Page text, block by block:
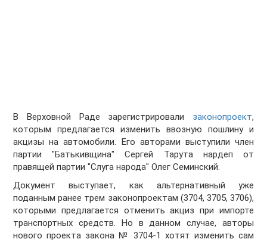
В Верховной Раде зарегистрировали законопроект,
которым предлагается изменить ввозную пошлину и
акцизы на автомобили. Его авторами выступили член
партии "Батькивщина" Сергей Тарута нардеп от
правящей партии "Слуга народа" Олег Семинский.
Документ выступает, как альтернативный уже
поданным ранее трем законопроектам (3704, 3705, 3706),
которыми предлагается отменить акциз при импорте
транспортных средств. Но в данном случае, авторы
нового проекта закона № 3704-1 хотят изменить сам